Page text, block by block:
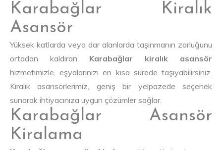
Karabağlar Kiralık
Asansör
Yüksek katlarda veya dar alanlarda taşınmanın zorluğunu
ortadan kaldıran Karabağlar kiralık asansör
hizmetimizle, eşyalarınızı en kısa sürede taşıyabilirsiniz.
Kiralık asansörlerimiz, geniş bir yelpazede seçenek
sunarak ihtiyacınıza uygun çözümler sağlar.
Karabağlar Asansör
Kiralama